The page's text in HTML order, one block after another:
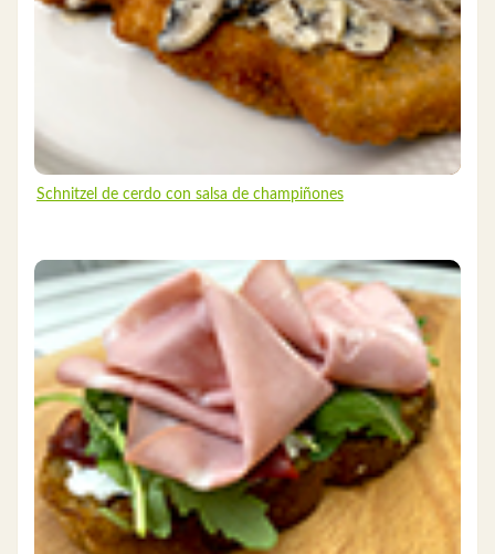
Schnitzel de cerdo con salsa de champiñones